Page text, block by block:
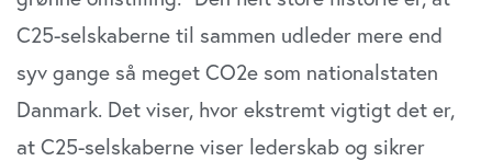
C25-selskaberne til sammen udleder mere end
syv gange så meget CO2e som nationalstaten
Danmark. Det viser, hvor ekstremt vigtigt det er,
at C25-selskaberne viser lederskab og sikrer